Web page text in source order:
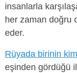
insanlarla
her zaman doğru
eder.
Rüyada birinin
eşinden gördüğü